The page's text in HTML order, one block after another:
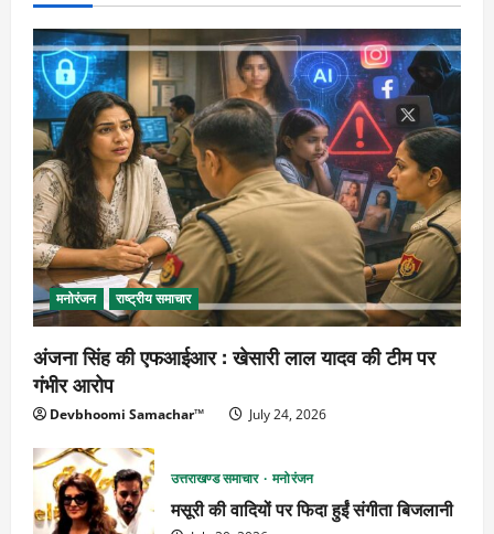
मनोरंजन राष्ट्रीय समाचार
अंजना सिंह की एफआईआर : खेसारी लाल यादव की टीम पर
गंभीर आरोप
Devbhoomi Samachar™ July 24, 2026
उत्तराखण्ड समाचार मनोरंजन
मसूरी की वादियों पर फिदा हुईं संगीता बिजलानी